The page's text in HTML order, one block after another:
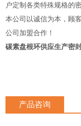
户定制各类特殊规格的
本公司以诚信为本，顾
公司加盟合作！
碳素盘根环供应生产密
产品咨询